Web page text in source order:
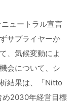
ュートラル宣言
サプライヤーか
、気候変動によ
会について、シ
結果は、「Nitto
め2030年経営目標